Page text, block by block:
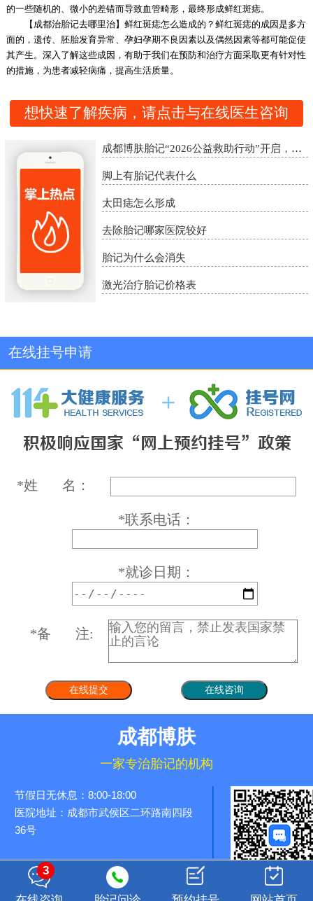
的一些随机的、微小的差错而导致血管畸形，最终形成鲜红斑痣。
【成都治胎记去哪里治】鲜红斑痣怎么造成的？鲜红斑痣的成因是多方
面的，遗传、胚胎发育异常、孕妇孕期不良因素以及偶然因素等都可能促使
其产生。深入了解这些成因，有助于我们在预防和治疗方面采取更有针对性
的措施，为患者减轻病痛，提高生活质量。
想快速了解疾病，请点击与在线医生咨询
成都博肤胎记“2026公益救助行动”开启，精准诊疗助胎记患者重启自信
脚上有胎记代表什么
太田痣怎么形成
去除胎记哪家医院较好
胎记为什么会消失
激光治疗胎记价格表
在线挂号申请
*姓 名：
*联系电话：
*就诊日期：
*备 注:
成都博肤
一家专治胎记的机构
节假日无休息：8:00-18:00
医院地址：成都市武侯区二环路南四段
36号
3